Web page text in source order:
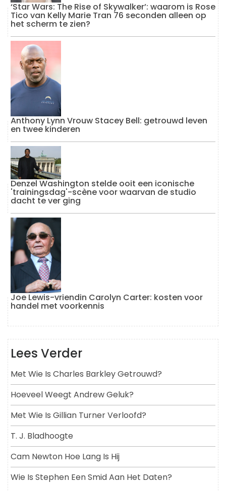
‘Star Wars: The Rise of Skywalker’: waarom is Rose
Tico van Kelly Marie Tran 76 seconden alleen op
het scherm te zien?
Anthony Lynn Vrouw Stacey Bell: getrouwd leven
en twee kinderen
Denzel Washington stelde ooit een iconische
'trainingsdag'-scène voor waarvan de studio
dacht te ver ging
Joe Lewis-vriendin Carolyn Carter: kosten voor
handel met voorkennis
Lees Verder
Met Wie Is Charles Barkley Getrouwd?
Hoeveel Weegt Andrew Geluk?
Met Wie Is Gillian Turner Verloofd?
T. J. Bladhoogte
Cam Newton Hoe Lang Is Hij
Wie Is Stephen Een Smid Aan Het Daten?